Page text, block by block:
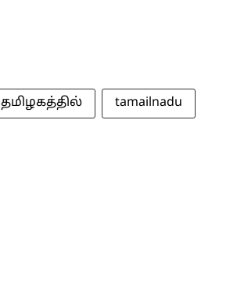
தமிழகத்தில் tamailnadu